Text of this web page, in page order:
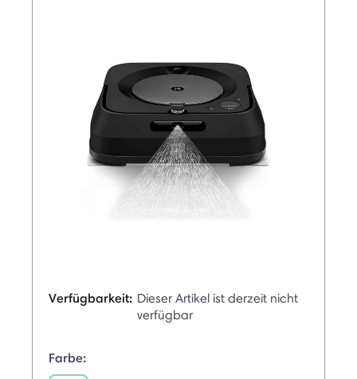
Verfügbarkeit: Dieser Artikel ist derzeit nicht
verfügbar
Farbe: